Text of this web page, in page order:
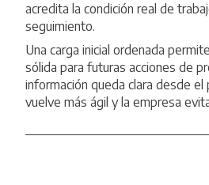
acredita la condición real de
seguimiento.
Una carga inicial ordenada
sólida para futuras acciones de
información queda clara desde el
vuelve más ágil y la empresa